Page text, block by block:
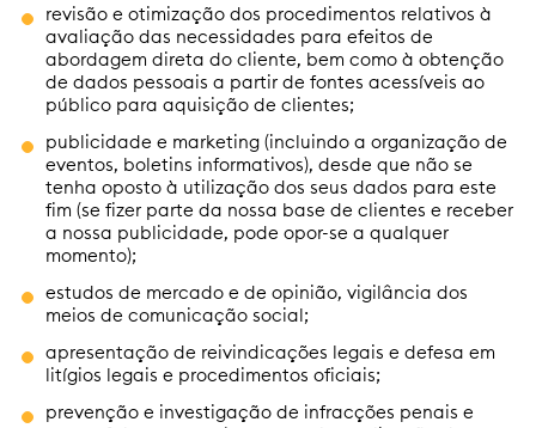
revisão e otimização dos procedimentos relativos à
avaliação das necessidades para efeitos de
abordagem direta do cliente, bem como à obtenção
de dados pessoais a partir de fontes acessíveis ao
público para aquisição de clientes;
publicidade e marketing (incluindo a organização de
eventos, boletins informativos), desde que não se
tenha oposto à utilização dos seus dados para este
fim (se fizer parte da nossa base de clientes e receber
a nossa publicidade, pode opor-se a qualquer
momento);
estudos de mercado e de opinião, vigilância dos
meios de comunicação social;
apresentação de reivindicações legais e defesa em
litígios legais e procedimentos oficiais;
prevenção e investigação de infracções penais e